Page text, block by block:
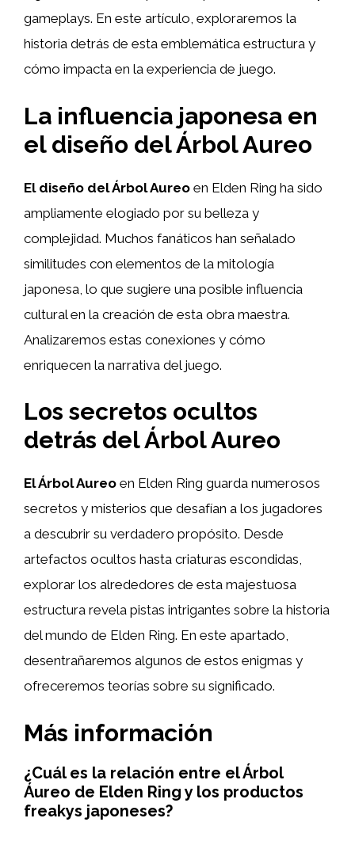
gameplays. En este artículo, exploraremos la
historia detrás de esta emblemática estructura y
cómo impacta en la experiencia de juego.
La influencia japonesa en
el diseño del Árbol Aureo
El diseño del Árbol Aureo en Elden Ring ha sido
ampliamente elogiado por su belleza y
complejidad. Muchos fanáticos han señalado
similitudes con elementos de la mitología
japonesa, lo que sugiere una posible influencia
cultural en la creación de esta obra maestra.
Analizaremos estas conexiones y cómo
enriquecen la narrativa del juego.
Los secretos ocultos
detrás del Árbol Aureo
El Árbol Aureo en Elden Ring guarda numerosos
secretos y misterios que desafían a los jugadores
a descubrir su verdadero propósito. Desde
artefactos ocultos hasta criaturas escondidas,
explorar los alrededores de esta majestuosa
estructura revela pistas intrigantes sobre la historia
del mundo de Elden Ring. En este apartado,
desentrañaremos algunos de estos enigmas y
ofreceremos teorías sobre su significado.
Más información
¿Cuál es la relación entre el Árbol
Áureo de Elden Ring y los productos
freakys japoneses?